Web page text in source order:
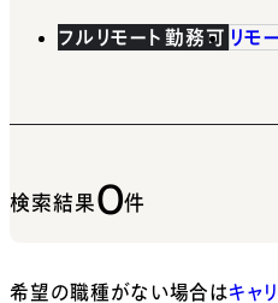
フルリモート勤務可 リモ
検索結果0件
希望の職種がない場合はキャ